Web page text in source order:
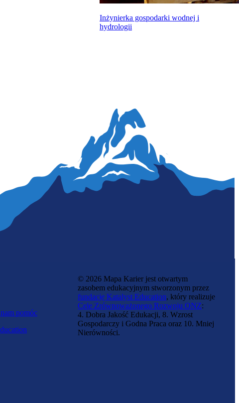
Inżynierka gospodarki wodnej i
hydrologii
pomóc
© 2026 Mapa Karier jest otwartym
zasobem edukacyjnym stworzonym przez
fundację Katalyst Education, który realizuje
Cele Zrównoważonego Rozwoju ONZ:
4. Dobra Jakość Edukacji, 8. Wzrost
Gospodarczy i Godna Praca oraz 10. Mniej
Nierówności.